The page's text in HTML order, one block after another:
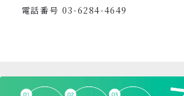
電話番号 03-6284-4649